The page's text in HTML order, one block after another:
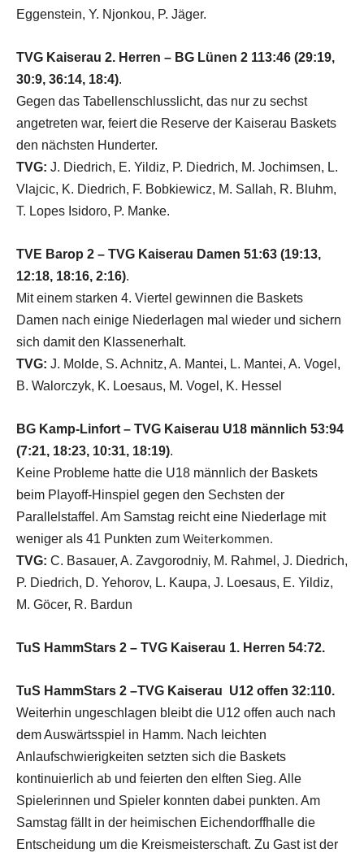
Eggenstein, Y. Njonkou, P. Jäger.
TVG Kaiserau 2. Herren – BG Lünen 2 113:46 (29:19,
30:9, 36:14, 18:4).
Gegen das Tabellenschlusslicht, das nur zu sechst
angetreten war, feiert die Reserve der Kaiserau Baskets
den nächsten Hunderter.
TVG: J. Diedrich, E. Yildiz, P. Diedrich, M. Jochimsen, L.
Vlajcic, K. Diedrich, F. Bobkiewicz, M. Sallah, R. Bluhm,
T. Lopes Isidoro, P. Manke.
TVE Barop 2 – TVG Kaiserau Damen 51:63 (19:13,
12:18, 18:16, 2:16).
Mit einem starken 4. Viertel gewinnen die Baskets
Damen nach einige Niederlagen mal wieder und sichern
sich damit den Klassenerhalt.
TVG: J. Molde, S. Achnitz, A. Mantei, L. Mantei, A. Vogel,
B. Walorczyk, K. Loesaus, M. Vogel, K. Hessel
BG Kamp-Linfort – TVG Kaiserau U18 männlich 53:94
(7:21, 18:23, 10:31, 18:19).
Keine Probleme hatte die U18 männlich der Baskets
beim Playoff-Hinspiel gegen den Sechsten der
Parallelstaffel. Am Samstag reicht eine Niederlage mit
weniger als 41 Punkten zum Weiterkommen.
TVG: C. Basauer, A. Zavgorodniy, M. Rahmel, J. Diedrich,
P. Diedrich, D. Yehorov, L. Kaupa, J. Loesaus, E. Yildiz,
M. Göcer, R. Bardun
TuS HammStars 2 – TVG Kaiserau 1. Herren 54:72.
TuS HammStars 2 –TVG Kaiserau U12 offen 32:110.
Weiterhin ungeschlagen bleibt die U12 offen auch nach
dem Auswärtsspiel in Hamm. Nach leichten
Anlaufschwierigkeiten setzten sich die Baskets
kontinuierlich ab und feierten den elften Sieg. Alle
Spielerinnen und Spieler konnten dabei punkten. Am
Samstag fällt in der heimischen Eichendorffhalle die
Entscheidung um die Kreismeisterschaft. Zu Gast ist der